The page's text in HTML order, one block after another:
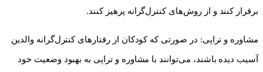
برقرار کنند و از روش‌های کنترل‌گرانه پرهیز کنند.
مشاوره و تراپی: در صورتی که کودکان از رفتارهای کنترل‌گرانه والدین
آسیب دیده باشند، می‌توانند با مشاوره و تراپی به بهبود وضعیت خود